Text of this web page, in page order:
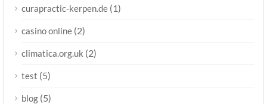
curapractic-kerpen.de (1)
casino online (2)
climatica.org.uk (2)
test (5)
blog (5)